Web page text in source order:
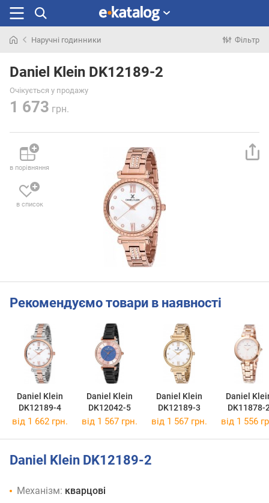
раніше
Наручні годинники Фільтр
Daniel Klein DK12189-2
Очікується у продажу
1 673 грн.
в порівняння
в список
Рекомендуємо товари в наявності
Daniel Klein
DK12189-4
Daniel Klein
DK12042-5
Daniel Klein
DK12189-3
Daniel
DK11878-
від 1 662 грн. від 1 567 грн. від 1 567 грн. від 1 556
Daniel Klein DK12189-2
Механізм: кварцові